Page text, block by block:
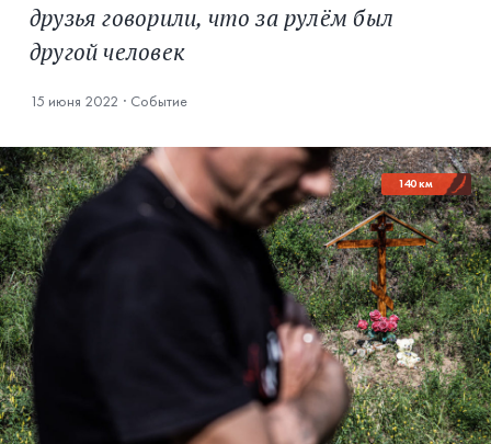
друзья говорили, что за рулём был
другой человек
15 июня 2022 · Событие
140 км